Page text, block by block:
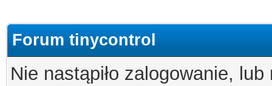
Forum tinycontrol
Nie nastąpiło zalogowanie,